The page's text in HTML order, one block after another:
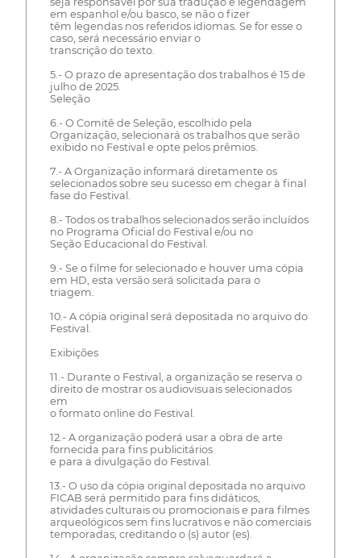
em espanhol e/ou basco, se não o fizer
têm legendas nos referidos idiomas. Se for esse o
caso, será necessário enviar o
transcrição do texto.
5.- O prazo de apresentação dos trabalhos é 15 de
julho de 2025.
Seleção
6.- O Comitê de Seleção, escolhido pela
Organização, selecionará os trabalhos que serão
exibido no Festival e opte pelos prêmios.
7.- A Organização informará diretamente os
selecionados sobre seu sucesso em chegar à final
fase do Festival.
8.- Todos os trabalhos selecionados serão incluídos
no Programa Oficial do Festival e/ou no
Seção Educacional do Festival.
9.- Se o filme for selecionado e houver uma cópia
em HD, esta versão será solicitada para o
triagem.
10.- A cópia original será depositada no arquivo do
Festival.
Exibições
11.- Durante o Festival, a organização se reserva o
direito de mostrar os audiovisuais selecionados
em
o formato online do Festival.
12.- A organização poderá usar a obra de arte
fornecida para fins publicitários
e para a divulgação do Festival.
13.- O uso da cópia original depositada no arquivo
FICAB será permitido para fins didáticos,
atividades culturais ou promocionais e para filmes
arqueológicos sem fins lucrativos e não comerciais
temporadas, creditando o (s) autor (es).